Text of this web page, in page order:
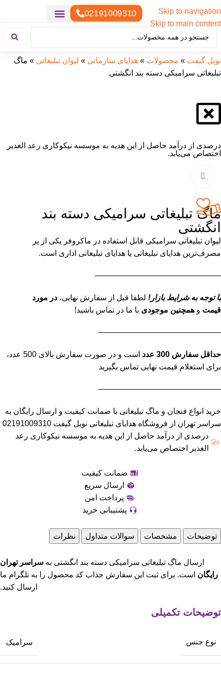
Skip to navigation
Skip to main content
02191009310
نوبل گیفت » محصولات » هدایای سازمانی » لیوان تبلیغاتی » ماگ
تبلیغاتی سرامیکی دسته بند انگشتی
درصدی از درآمد حاصل از این هدیه به موسسه نیکوکاری رعد الغدیر
اختصاص می‌یابد.
ماگ تبلیغاتی سرامیکی دسته بند
انگشتی
لیوان تبلیغاتی سرامیکی قابل استفاده در ماکروفر یکی از پر
مصرف‌ترین هدایای تبلیغاتی یا هدایای تبلیغاتی اداری است.
————————————————
با توجه به شرایط بازار! لطفا قبل از سفارش نهایی، در مورد
قیمت و همچنین موجودی با ما در تماس باشید!
———————————————–
حداقل سفارش 300 عدد
است و در صورت سفارش بالای 500 عدد،
برای استعلام قیمت نهایی تماس بگیرید
———————————————–
خرید انواع فنجان و ماگ تبلیغاتی با ضمانت کیفیت و ارسال رایگان به
سراسر تهران از فروشگاه هدایای تبلیغاتی نوبل گیفت 02191009310
درصدی از درآمد حاصل از این هدیه به موسسه نیکوکاری رعد
الغدیر اختصاص می‌یابد.
ضمانت کیفیت
ارسال سریع
پرداخت امن
پشتیبانی خرید
توضیحات مشخصات سوالات متداول نظرات
ارسال ماگ تبلیغاتی سرامیکی دسته بند انگشتی به سراسر تهران
رایگان است. برای ثبت این سفارش جذاب کد محصول را به تلگرام ما
ارسال کنید.
توضیحات تکمیلی
نوع جنس سرامیک